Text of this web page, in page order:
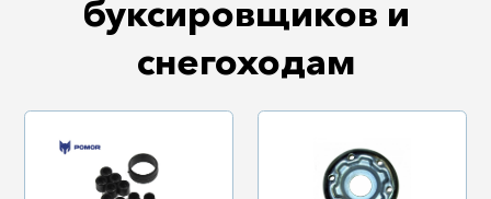
буксировщиков и
снегоходам